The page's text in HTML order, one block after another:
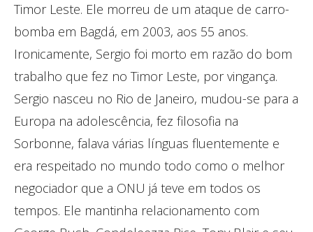
Timor Leste. Ele morreu de um ataque de carro-
bomba em Bagdá, em 2003, aos 55 anos.
Ironicamente, Sergio foi morto em razão do bom
trabalho que fez no Timor Leste, por vingança.
Sergio nasceu no Rio de Janeiro, mudou-se para a
Europa na adolescência, fez filosofia na
Sorbonne, falava várias línguas fluentemente e
era respeitado no mundo todo como o melhor
negociador que a ONU já teve em todos os
tempos. Ele mantinha relacionamento com